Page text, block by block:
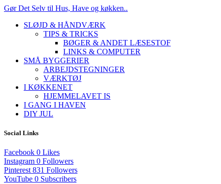
Gør Det Selv til Hus, Have og køkken..
SLØJD & HÅNDVÆRK
TIPS & TRICKS
BØGER & ANDET LÆSESTOF
LINKS & COMPUTER
SMÅ BYGGERIER
ARBEJDSTEGNINGER
VÆRKTØJ
I KØKKENET
HJEMMELAVET IS
I GANG I HAVEN
DIY JUL
Social Links
Facebook 0 Likes
Instagram 0 Followers
Pinterest 831 Followers
YouTube 0 Subscribers